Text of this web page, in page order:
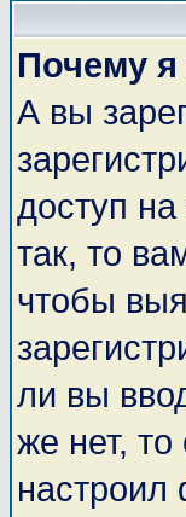
Почему я
А вы
доступ
так, то
чтобы
ли вы
же нет,